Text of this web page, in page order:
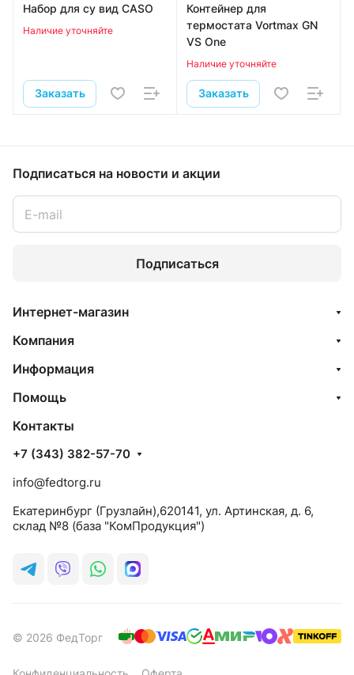
Набор для су вид CASO
Наличие уточняйте
Заказать
Контейнер для
термостата Vortmax GN
VS One
Наличие уточняйте
Заказать
Подписаться на новости и акции
Подписаться
Интернет-магазин
Компания
Информация
Помощь
Контакты
+7 (343) 382-57-70
info@fedtorg.ru
Екатеринбург (Грузлайн),620141, ул. Артинская, д. 6,
склад №8 (база "КомПродукция")
© 2026 ФедТорг